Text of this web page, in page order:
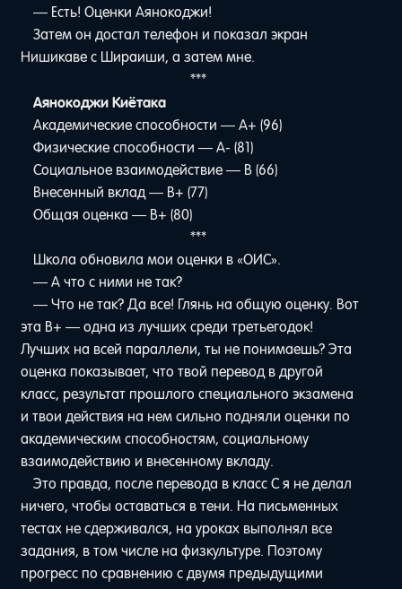
— Есть! Оценки Аянокоджи!
Затем он достал телефон и показал экран
Нишикаве с Шираиши, а затем мне.
***
Аянокоджи Киётака
Академические способности — А+ (96)
Физические способности — А- (81)
Социальное взаимодействие — B (66)
Внесенный вклад — B+ (77)
Общая оценка — B+ (80)
***
Школа обновила мои оценки в «ОИС».
— А что с ними не так?
— Что не так? Да все! Глянь на общую оценку. Вот
эта B+ — одна из лучших среди третьегодок!
Лучших на всей параллели, ты не понимаешь? Эта
оценка показывает, что твой перевод в другой
класс, результат прошлого специального экзамена
и твои действия на нем сильно подняли оценки по
академическим способностям, социальному
взаимодействию и внесенному вкладу.
Это правда, после перевода в класс C я не делал
ничего, чтобы оставаться в тени. На письменных
тестах не сдерживался, на уроках выполнял все
задания, в том числе на физкультуре. Поэтому
прогресс по сравнению с двумя предыдущими